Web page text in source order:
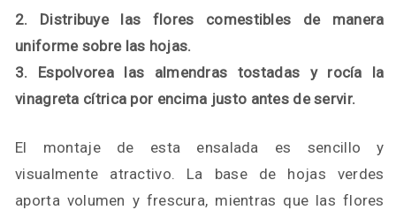
2. Distribuye las flores comestibles de manera
uniforme sobre las hojas.
3. Espolvorea las almendras tostadas y rocía la
vinagreta cítrica por encima justo antes de servir.
El montaje de esta ensalada es sencillo y
visualmente atractivo. La base de hojas verdes
aporta volumen y frescura, mientras que las flores